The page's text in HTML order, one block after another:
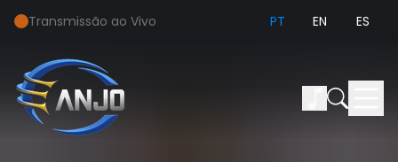
Transmissão ao Vivo PT EN ES